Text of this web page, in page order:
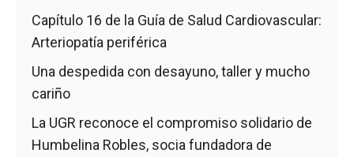
Capítulo 16 de la Guía de Salud Cardiovascular:
Arteriopatía periférica
Una despedida con desayuno, taller y mucho
cariño
La UGR reconoce el compromiso solidario de
Humbelina Robles, socia fundadora de